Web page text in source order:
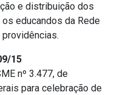
e distribuição dos
educandos da Rede
15
nº 3.477, de
para celebração de